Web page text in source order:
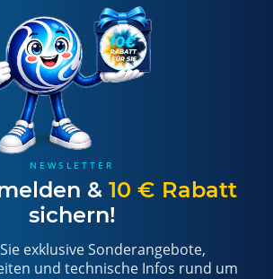
NEWSLETTER
& 10 € Rabatt
sichern!
exklusive Sonderangebote,
und technische Infos rund um